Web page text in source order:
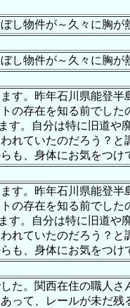
し物件が～久々に胸が
し物件が～久々に胸が
す。昨年石川県能登
の存在を知る前でし
す。自分は特に旧道や
れていたのだろう？
も、身体にお気をつ
す。昨年石川県能登
の存在を知る前でし
す。自分は特に旧道や
れていたのだろう？
も、身体にお気をつ
た。関西在住の職人
って、レールが未だ